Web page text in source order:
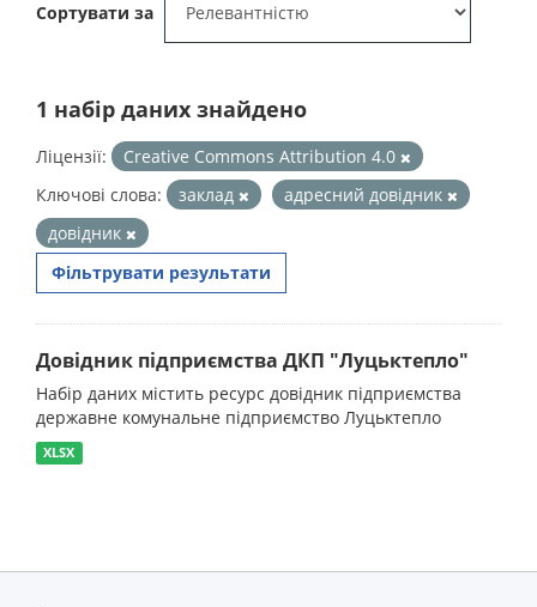
Сортувати за
1 набір даних знайдено
Ліцензії:
Creative Commons Attribution 4.0
Ключові слова:
заклад
адресний довідник
довідник
Фільтрувати результати
Довідник підприємства ДКП "Луцьктепло"
Набір даних містить ресурс довідник підприємства
державне комунальне підприємство Луцьктепло
XLSX